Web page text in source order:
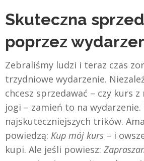
Skuteczna
poprzez
Zebraliśmy ludzi i teraz czas
trzydniowe wydarzenie.
chcesz sprzedawać – czy kurs
jogi – zamień to na wydarzenie.
najskuteczniejszych trików.
powiedzą: Kup mój kurs – i
kupi. Ale jeśli powiesz: